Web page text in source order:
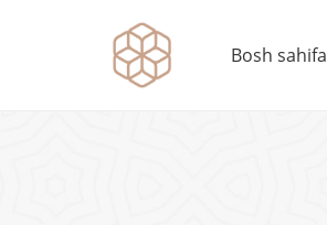
Bosh sahifa